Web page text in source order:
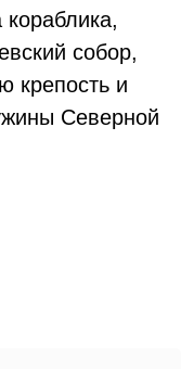
собор,
крепость и
Северной